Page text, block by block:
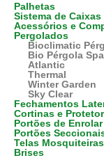
Palhetas
Sistema de Caixas
Acessórios e
Pergolados
Bioclimatic
Bio Pérgola
Atlantic
Thermal
Winter Garden
Sky Clear
Fechamentos
Cortinas e
Portões de Enrolar
Portões
Telas Mosquiteiras
Brises